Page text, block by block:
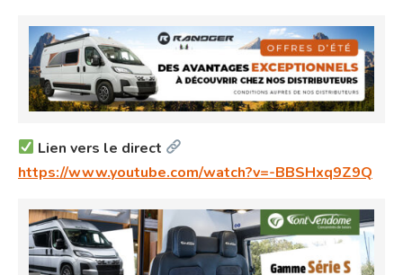
Lien vers le direct
https://www.youtube.com/watch?v=-BBSHxq9Z9Q